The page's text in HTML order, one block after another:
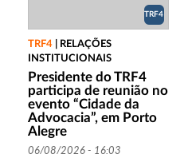
TRF4
TRF4
RELAÇÕES
INSTITUCIONAIS
Presidente do TRF4
participa de reunião no
evento “Cidade da
Advocacia”, em Porto
Alegre
06/08/2026 - 16:03